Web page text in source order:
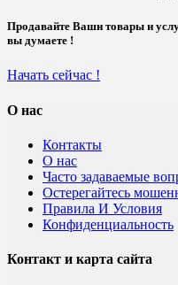
Продавайте Ваши товары и
вы думаете !
Начать сейчас !
О нас
Контакты
О нас
Часто задаваемые
Остерегайтесь
Правила И Условия
Конфиденциальность
Контакт и карта сайта